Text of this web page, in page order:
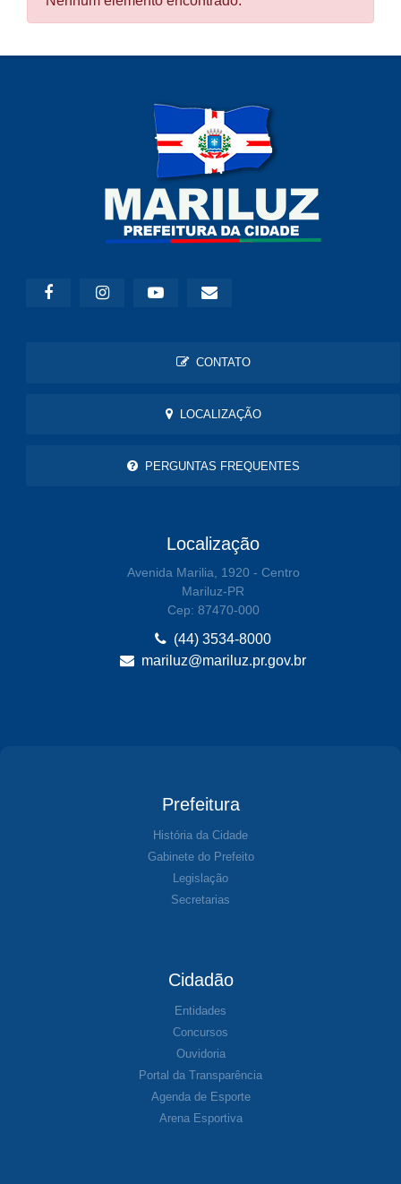
CONTATO
LOCALIZAÇÃO
PERGUNTAS FREQUENTES
Localização
Avenida Marilia, 1920 - Centro
Mariluz-PR
Cep: 87470-000
(44) 3534-8000
mariluz@mariluz.pr.gov.br
Prefeitura
História da Cidade
Gabinete do Prefeito
Legislação
Secretarias
Cidadão
Entidades
Concursos
Ouvidoria
Portal da Transparência
Agenda de Esporte
Arena Esportiva